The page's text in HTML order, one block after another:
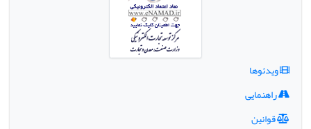
ویدئوها
راهنمایی
قوانین